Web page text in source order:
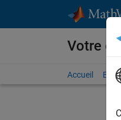
Votre
Accueil